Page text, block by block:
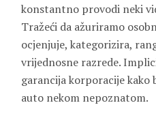
konstantno provodi neki
Tražeći da ažuriramo
ocjenjuje, kategorizira,
vrijednosne razrede.
garancija korporacije kako
auto nekom nepoznatom.